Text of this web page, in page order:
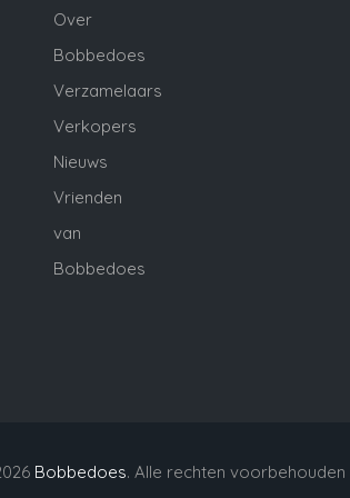
Over
Bobbedoes
Verzamelaars
Verkopers
Nieuws
Vrienden
van
Bobbedoes
Bobbedoes. Alle rechten voorbehouden